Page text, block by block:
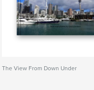
The View From Down Under